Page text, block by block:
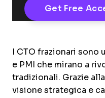
I CTO frazionari sono
e PMI che mirano a
tradizionali. Grazie
visione strategica e